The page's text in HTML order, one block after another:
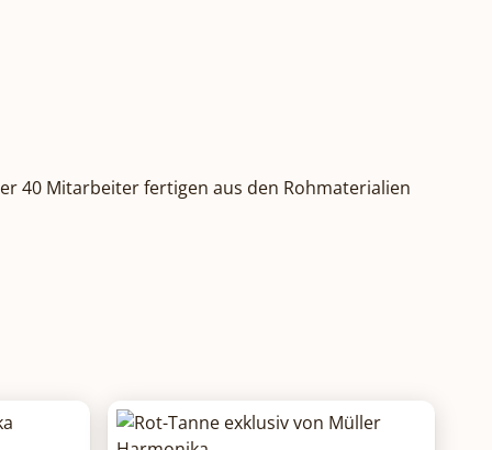
40 Mitarbeiter fertigen aus den Rohmaterialien